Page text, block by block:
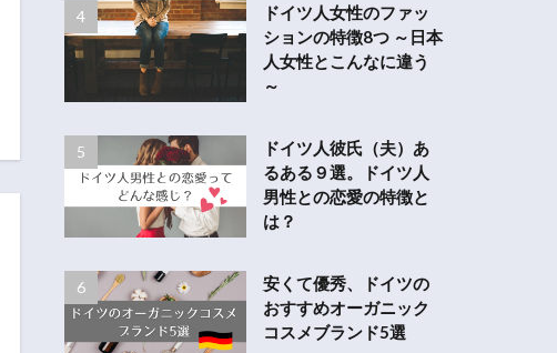
ドイツ人女性のファッ
ションの特徴8つ ～日本
人女性とこんなに違う
～
ドイツ人彼氏（夫）あ
るある９選。ドイツ人
男性との恋愛の特徴と
は？
安くて優秀、ドイツの
おすすめオーガニック
コスメブランド5選